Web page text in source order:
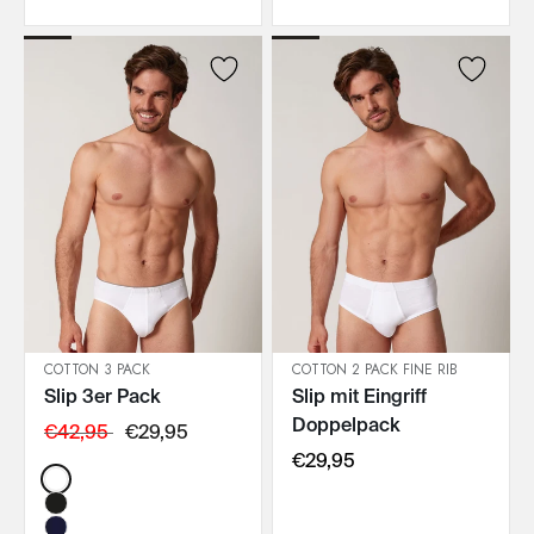
IN DEN WARENKORB
COTTON 3 PACK
Slip 3er Pack
€42,95 €29,95
Color:
IN DEN WARENKORB
COTTON 2 PACK FINE RIB
Slip mit Eingriff
Doppelpack
€29,95